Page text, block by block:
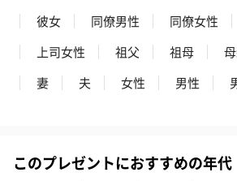
彼女
同僚男性 同僚女性
上司女性
祖父 祖母
妻
夫 女性 男性
このプレゼントにおすすめの年代